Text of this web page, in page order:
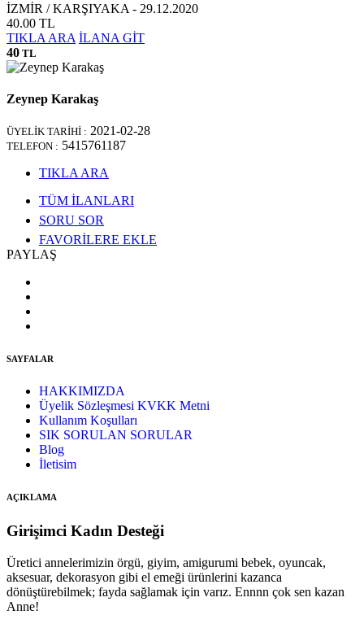
İZMİR / KARŞIYAKA - 29.12.2020
40.00 TL
TIKLA ARA İLANA GİT
40 TL
Zeynep Karakaş
ÜYELİK TARİHİ : 2021-02-28
TELEFON : 5415761187
TIKLA ARA
TÜM İLANLARI
SORU SOR
FAVORİLERE EKLE
PAYLAŞ
SAYFALAR
HAKKIMIZDA
Üyelik Sözleşmesi KVKK Metni
Kullanım Koşulları
SIK SORULAN SORULAR
Blog
İletisim
AÇIKLAMA
Girişimci Kadın Desteği
Üretici annelerimizin örgü, giyim, amigurumi bebek, oyuncak,
aksesuar, dekorasyon gibi el emeği ürünlerini kazanca
dönüştürebilmek; fayda sağlamak için varız. Ennnn çok sen kazan
Anne!